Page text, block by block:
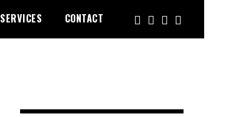
SERVICES CONTACT